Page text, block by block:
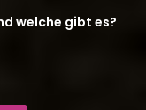
welche gibt es?